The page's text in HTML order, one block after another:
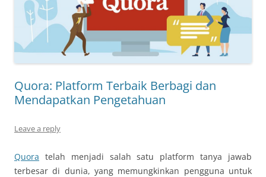
Quora: Platform Terbaik Berbagi dan
Mendapatkan Pengetahuan
Leave a reply
Quora telah menjadi salah satu platform tanya jawab
terbesar di dunia, yang memungkinkan pengguna untuk